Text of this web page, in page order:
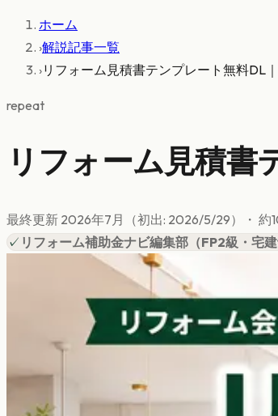
ホーム
›解説記事一覧
›リフォーム見積書テンプレート無料DL
repeat
リフォーム見積書
最終更新 2026年7月 （初出: 2026/5/29） ・ 約
✓ リフォーム補助金ナビ編集部 （FP2級・宅